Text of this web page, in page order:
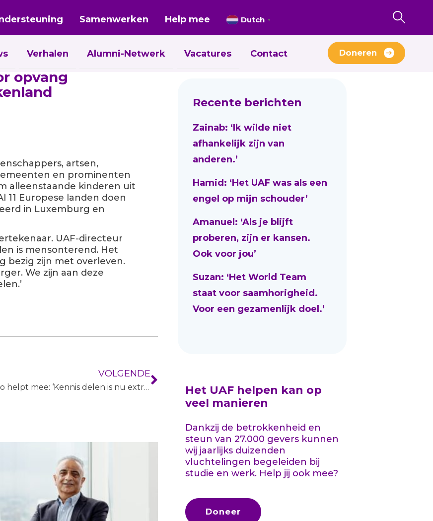
Verhalen Alumni-Netwerk Vacatures Contact
Samenwerken Help mee Dutch ▼
Doneren
opvang
artsen,
en prominenten
alleenstaande kinderen uit
11 Europese landen doen
in Luxemburg en
UAF-directeur
is mensonterend. Het
bezig zijn met overleven.
We zijn aan deze
VOLGENDE
Memo helpt mee: ‘Kennis delen is nu extra belangrijk’
Recente berichten
Zainab: ‘Ik wilde niet
afhankelijk zijn van
anderen.’
Hamid: ‘Het UAF was als een
engel op mijn schouder’
Amanuel: ‘Als je blijft
proberen, zijn er kansen.
Ook voor jou’
Suzan: ‘Het World Team
staat voor saamhorigheid.
Voor een gezamenlijk doel.’
Het UAF helpen kan op
veel manieren
Dankzij de betrokkenheid en
steun van 27.000 gevers kunnen
wij jaarlijks duizenden
vluchtelingen begeleiden bij
studie en werk. Help jij ook mee?
Doneer